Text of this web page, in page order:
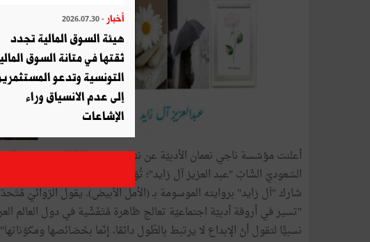
شارك "آل زايد" بروايته الموسومة بـ (الأمل الأبيض). يقول الرّوائيّ
"تسير في أروقة أدبيّة اجتماعيّة تعالج ظاهرة مُتَفَشّية في دول العالم
نسبيًّا لتقول أنّ الإبداع لا يرتبط بالطّول دائمًا، إنّما بخَصَائصها
أخبار - 2026.07.30
هيئة السوق المالية تجدد
ثقتها في متانة السوق
التونسية وتدعو
إلى عدم الانسياق وراء
الإشاعات